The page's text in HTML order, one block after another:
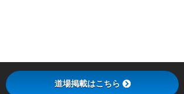
道場掲載はこちら